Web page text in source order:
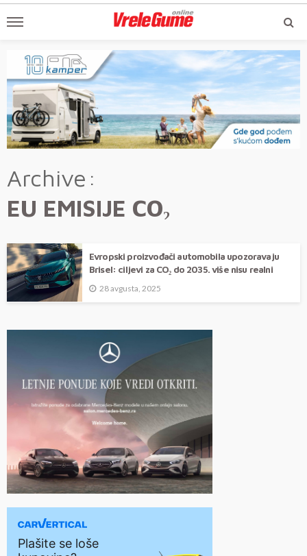
Archive
EU EMISIJE CO₂
Evropski proizvođači automobila upozoravaju
Brisel: ciljevi za CO₂ do 2035. više nisu realni
28 avgusta, 2025